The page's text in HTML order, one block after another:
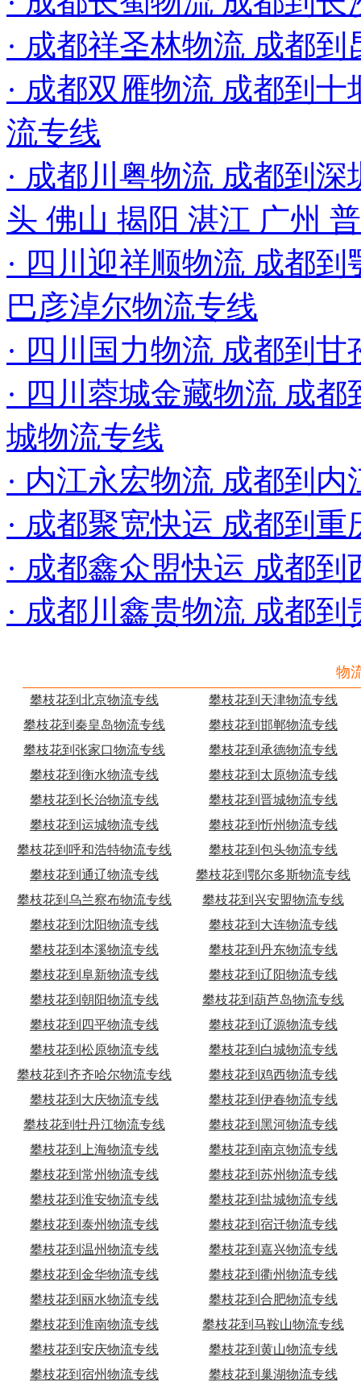
· 成都祥圣林物流 成都
· 成都双雁物流 成都到
流专线
· 成都川粤物流 成都到
头 佛山 揭阳 湛江 广州
· 四川迎祥顺物流 成都
巴彦淖尔物流专线
· 四川国力物流 成都到甘
· 四川蓉城金藏物流 成
城物流专线
· 内江永宏物流 成都到
· 成都聚宽快运 成都到重
· 成都鑫众盟快运 成都
· 成都川鑫贵物流 成都
物
攀枝花到北京物流专线
攀枝花到天津物流专线
攀枝花到秦皇岛物流专线
攀枝花到邯郸物流专线
攀枝花到张家口物流专线
攀枝花到承德物流专线
攀枝花到衡水物流专线
攀枝花到太原物流专线
攀枝花到长治物流专线
攀枝花到晋城物流专线
攀枝花到运城物流专线
攀枝花到忻州物流专线
攀枝花到呼和浩特物流专线
攀枝花到包头物流专线
攀枝花到通辽物流专线
攀枝花到鄂尔多斯物流专线
攀枝花到乌兰察布物流专线
攀枝花到兴安盟物流专线
攀枝花到沈阳物流专线
攀枝花到大连物流专线
攀枝花到本溪物流专线
攀枝花到丹东物流专线
攀枝花到阜新物流专线
攀枝花到辽阳物流专线
攀枝花到朝阳物流专线
攀枝花到葫芦岛物流专线
攀枝花到四平物流专线
攀枝花到辽源物流专线
攀枝花到松原物流专线
攀枝花到白城物流专线
攀枝花到齐齐哈尔物流专线
攀枝花到鸡西物流专线
攀枝花到大庆物流专线
攀枝花到伊春物流专线
攀枝花到牡丹江物流专线
攀枝花到黑河物流专线
攀枝花到上海物流专线
攀枝花到南京物流专线
攀枝花到常州物流专线
攀枝花到苏州物流专线
攀枝花到淮安物流专线
攀枝花到盐城物流专线
攀枝花到泰州物流专线
攀枝花到宿迁物流专线
攀枝花到温州物流专线
攀枝花到嘉兴物流专线
攀枝花到金华物流专线
攀枝花到衢州物流专线
攀枝花到丽水物流专线
攀枝花到合肥物流专线
攀枝花到淮南物流专线
攀枝花到马鞍山物流专线
攀枝花到安庆物流专线
攀枝花到黄山物流专线
攀枝花到宿州物流专线
攀枝花到巢湖物流专线